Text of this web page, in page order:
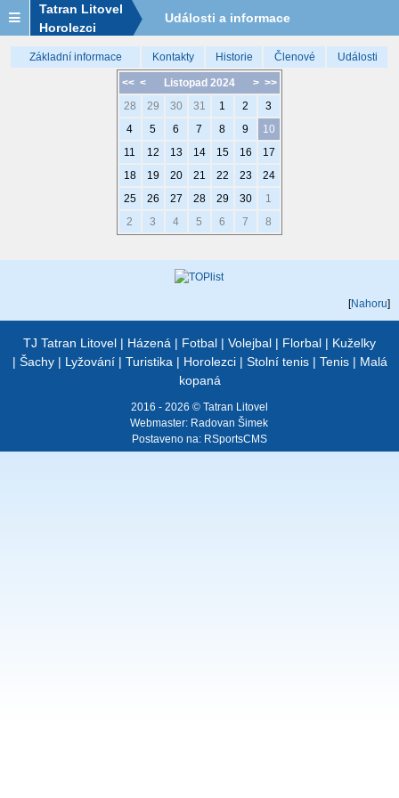
Tatran Litovel
Horolezci
Události a informace
Základní informace Kontakty Historie Členové Události
<< < > >>
Listopad 2024
28
29 30 31 1 2
3
4
5 6 7 8 9
10
11
12 13 14 15 16
17
18
19 20 21 22 23
24
25
26 27 28 29 30
1
2
3 4 5 6 7 8
[Nahoru]
TJ Tatran Litovel | Házená | Fotbal | Volejbal | Florbal | Kuželky
| Šachy| Lyžování| Turistika | Horolezci| Stolní tenis| Tenis| Malá
kopaná
2016 - 2026 © Tatran Litovel
Webmaster: Radovan Šimek
Postaveno na: RSportsCMS